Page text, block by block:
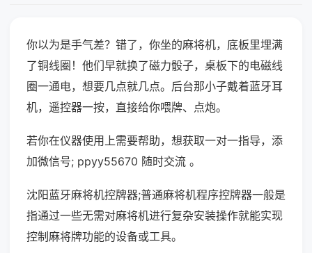
你以为是手气差？错了，你坐的麻将机，底板里埋满
了铜线圈！他们早就换了磁力骰子，桌板下的电磁线
圈一通电，想要几点就几点。后台那小子戴着蓝牙耳
机，遥控器一按，直接给你喂牌、点炮。
若你在仪器使用上需要帮助，想获取一对一指导，添
加微信号; ppyy55670 随时交流 。
沈阳蓝牙麻将机控牌器;普通麻将机程序控牌器一般是
指通过一些无需对麻将机进行复杂安装操作就能实现
控制麻将牌功能的设备或工具。